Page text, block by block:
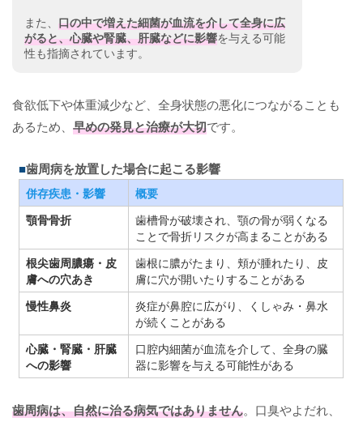
また、 口の中で増えた細菌が血流を介して全身に広
がると、心臓や腎臓、肝臓などに影響を与える可能
性も指摘されています。
食欲低下や体重減少など、全身状態の悪化につながることも
あるため、 早めの発見と治療が大切です。
歯周病を放置した場合に起こる影響
併存疾患・影響
概要
顎骨骨折
歯槽骨が破壊され、顎の骨が弱くなる
ことで骨折リスクが高まることがある
根尖歯周膿瘍・皮
膚への穴あき
歯根に膿がたまり、頬が腫れたり、皮
膚に穴が開いたりすることがある
慢性鼻炎
炎症が鼻腔に広がり、くしゃみ・鼻水
が続くことがある
心臓・腎臓・肝臓
への影響
口腔内細菌が血流を介して、全身の臓
器に影響を与える可能性がある
歯周病は、自然に治る病気ではありません。口臭やよだれ、